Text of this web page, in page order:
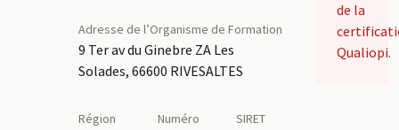
Adresse de l’Organisme de Formation
9 Ter av du Ginebre ZA Les
Solades, 66600 RIVESALTES
Région
Numéro
SIRET
de la
Qualiopi.